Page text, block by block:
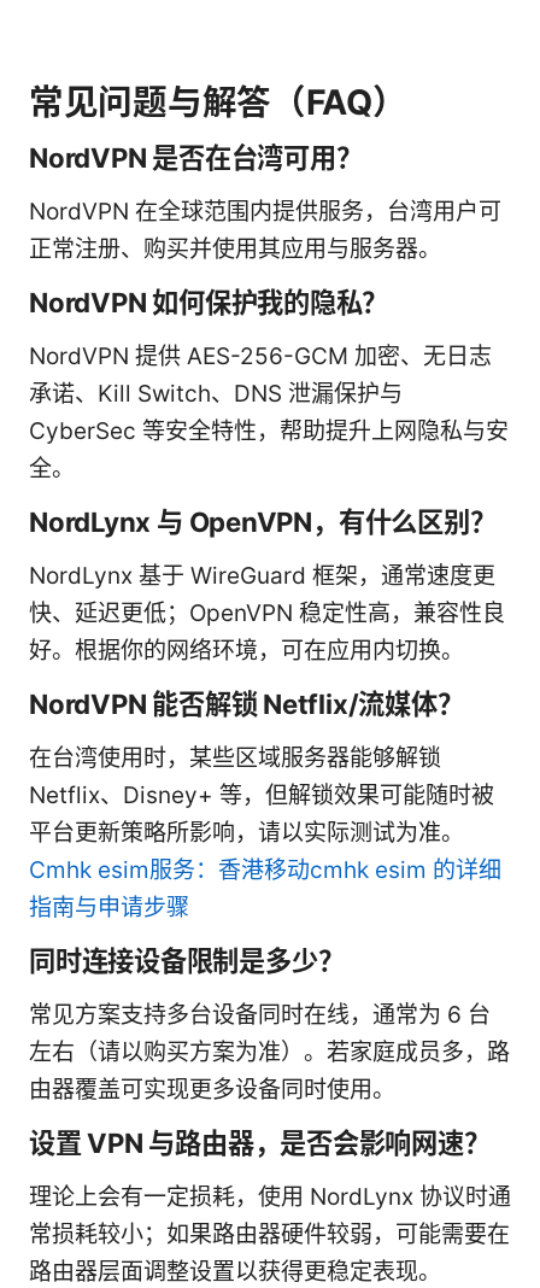
常见问题与解答（FAQ）
NordVPN 是否在台湾可用？
NordVPN 在全球范围内提供服务，台湾用户可
正常注册、购买并使用其应用与服务器。
NordVPN 如何保护我的隐私？
NordVPN 提供 AES-256-GCM 加密、无日志
承诺、Kill Switch、DNS 泄漏保护与
CyberSec 等安全特性，帮助提升上网隐私与安
全。
NordLynx 与 OpenVPN，有什么区别？
NordLynx 基于 WireGuard 框架，通常速度更
快、延迟更低；OpenVPN 稳定性高，兼容性良
好。根据你的网络环境，可在应用内切换。
NordVPN 能否解锁 Netflix/流媒体？
在台湾使用时，某些区域服务器能够解锁
Netflix、Disney+ 等，但解锁效果可能随时被
平台更新策略所影响，请以实际测试为准。
Cmhk esim服务：香港移动cmhk esim 的详细
指南与申请步骤
同时连接设备限制是多少？
常见方案支持多台设备同时在线，通常为 6 台
左右（请以购买方案为准）。若家庭成员多，路
由器覆盖可实现更多设备同时使用。
设置 VPN 与路由器，是否会影响网速？
理论上会有一定损耗，使用 NordLynx 协议时通
常损耗较小；如果路由器硬件较弱，可能需要在
路由器层面调整设置以获得更稳定表现。